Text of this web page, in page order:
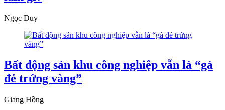
Ngọc Duy
Bất động sản khu công nghiệp vẫn là “gà
đẻ trứng vàng”
Giang Hồng